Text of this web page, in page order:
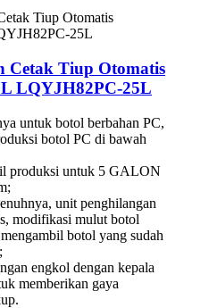
Cetak Tiup Otomatis
LQYJH82PC-25L
untuk botol berbahan PC,
botol PC di bawah
produksi untuk 5 GALON
unit penghilangan
modifikasi mulut botol
botol yang sudah
engkol dengan kepala
memberikan gaya